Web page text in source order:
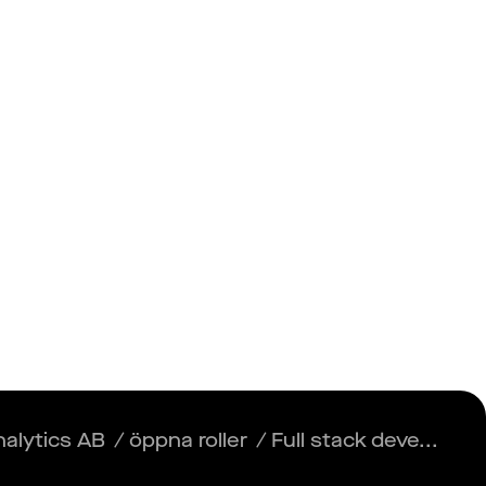
AB /öppna roller / Full stack deve...